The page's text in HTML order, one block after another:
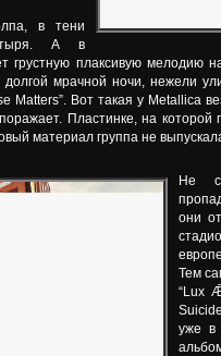
в тени
А в
грустную плаксивую мелодию
мрачной ночи, нежели
Matters”. Вот такая у Metallica
Пластинке, на
материал группа не
Не
они
Тем
“Lux
уже в